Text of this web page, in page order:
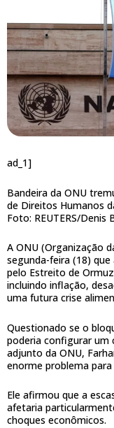
ad_1]
Bandeira da ONU
de Direitos Humanos
Foto: REUTERS/Denis
A ONU (Organização
segunda-feira (18)
pelo Estreito de
incluindo inflação,
uma futura crise
Questionado se o
poderia configurar um
adjunto da ONU,
enorme problema para
Ele afirmou que a
afetaria
choques econômicos.